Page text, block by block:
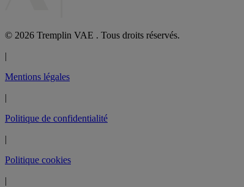
© 2026 Tremplin VAE . Tous droits réservés.
Mentions légales
Politique de confidentialité
Politique cookies